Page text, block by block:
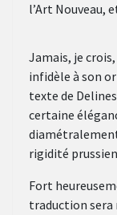
l’Art Nouveau,
Jamais, je
infidèle à son
texte de
certaine
rigidité
Fort
traduction sera